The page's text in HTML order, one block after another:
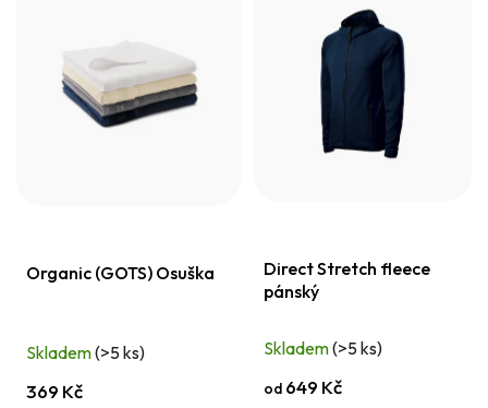
u
ů
Organic (GOTS) Osuška
Skladem(>5 ks)
369 Kč
Direct Stretch fleece
pánský
Skladem(>5 ks)
od649 Kč